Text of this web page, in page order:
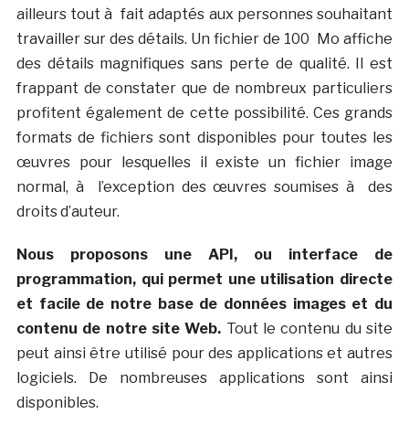
ailleurs tout à fait adaptés aux personnes souhaitant
travailler sur des détails. Un fichier de 100 Mo affiche
des détails magnifiques sans perte de qualité. Il est
frappant de constater que de nombreux particuliers
profitent également de cette possibilité. Ces grands
formats de fichiers sont disponibles pour toutes les
œuvres pour lesquelles il existe un fichier image
normal, à l’exception des œuvres soumises à des
droits d’auteur.
Nous proposons une API, ou interface de
programmation, qui permet une utilisation directe
et facile de notre base de données images et du
contenu de notre site Web. Tout le contenu du site
peut ainsi être utilisé pour des applications et autres
logiciels. De nombreuses applications sont ainsi
disponibles.